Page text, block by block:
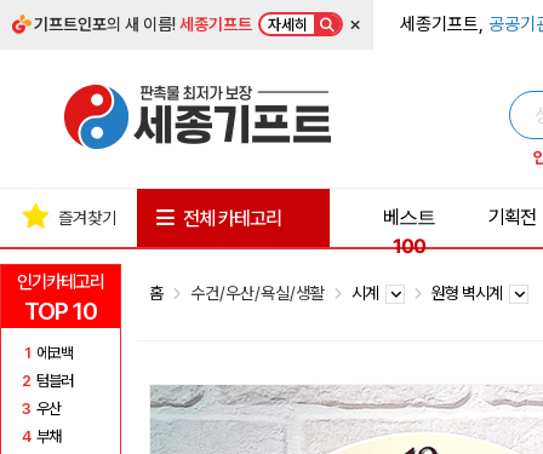
기프트인포의 새 이름!세종기프트 자세히 × 세종기프트, 공공기
인기카테고리
TOP 10
1 에코백
2 텀블러
3 우산
4 부채
즐겨찾기 전체 카테고리
베스트
100
기획전
홈 수건/우산/욕실/생활 시계 원형 벽시계